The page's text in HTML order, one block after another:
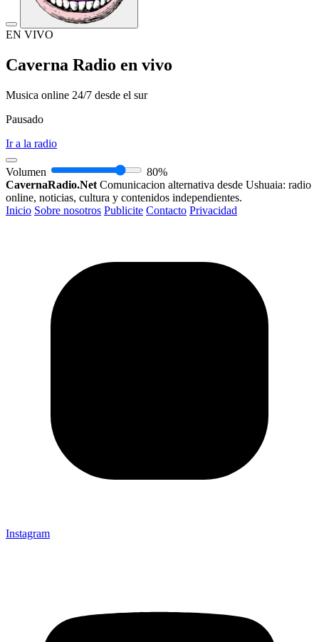
EN VIVO
Caverna Radio en vivo
Musica online 24/7 desde el sur
Pausado
Ir a la radio
Volumen
80%
CavernaRadio.Net Comunicacion alternativa desde Ushuaia: radio
online, noticias, cultura y contenidos independientes.
Inicio Sobre nosotros Publicite Contacto Privacidad
Instagram